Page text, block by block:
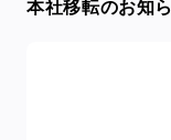
本社移転のお知